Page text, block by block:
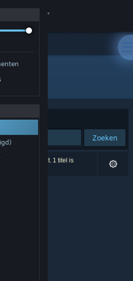
app
Zoeken
je zoekopdracht. 1 titel is